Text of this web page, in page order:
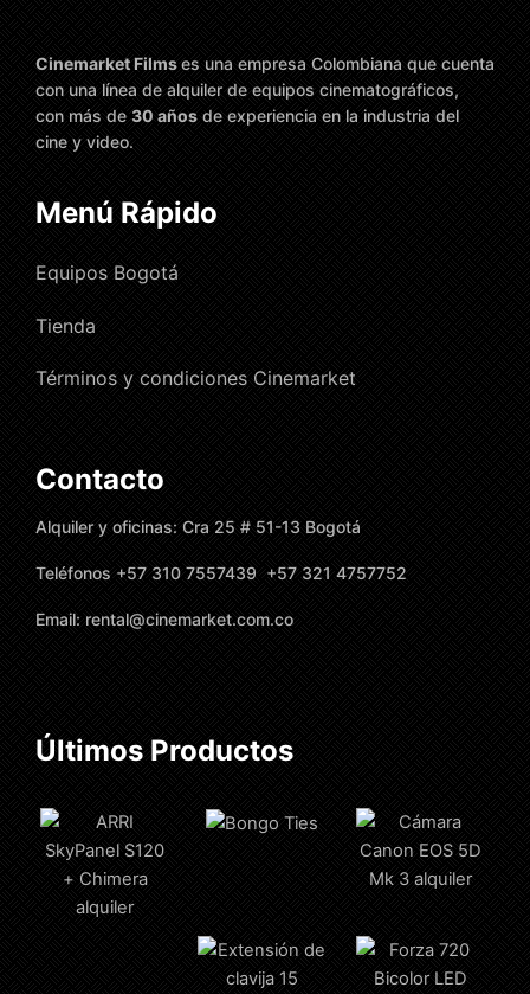
Cinemarket Filmses una empresa Colombiana que cuenta
con una línea de alquiler de equipos cinematográficos,
con más de 30 años de experiencia en la industria del
cine y video.
Menú Rápido
Equipos Bogotá
Tienda
Términos y condiciones Cinemarket
Contacto
Alquiler y oficinas: Cra 25 # 51-13 Bogotá
Teléfonos +57 310 7557439 +57 321 4757752
Email: rental@cinemarket.com.co
Últimos Productos